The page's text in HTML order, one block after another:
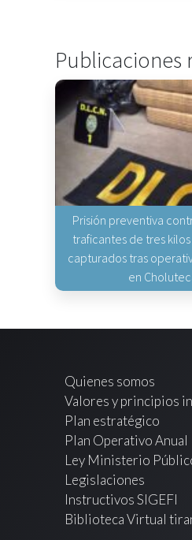
Publicaciones
Prisión preventiva
traficantes de tres
capturados tras
en
Quienes somos
Valores y principios
Plan estratégico
Plan Operativo Anual
Ley Ministerio
Legislaciones
Instructivos SIGEFI
Biblioteca Virtual